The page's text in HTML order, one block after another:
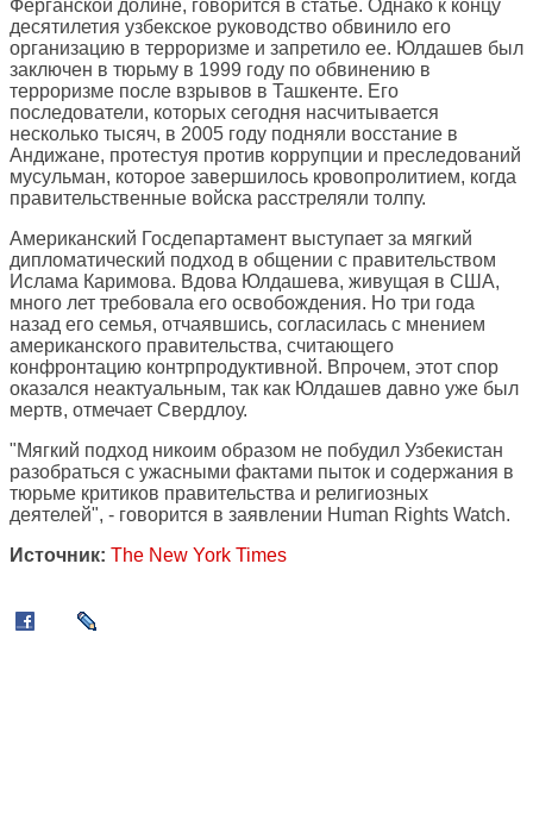
Ферганской долине, говорится в статье. Однако к концу
десятилетия узбекское руководство обвинило его
организацию в терроризме и запретило ее. Юлдашев был
заключен в тюрьму в 1999 году по обвинению в
терроризме после взрывов в Ташкенте. Его
последователи, которых сегодня насчитывается
несколько тысяч, в 2005 году подняли восстание в
Андижане, протестуя против коррупции и преследований
мусульман, которое завершилось кровопролитием, когда
правительственные войска расстреляли толпу.
Американский Госдепартамент выступает за мягкий
дипломатический подход в общении с правительством
Ислама Каримова. Вдова Юлдашева, живущая в США,
много лет требовала его освобождения. Но три года
назад его семья, отчаявшись, согласилась с мнением
американского правительства, считающего
конфронтацию контрпродуктивной. Впрочем, этот спор
оказался неактуальным, так как Юлдашев давно уже был
мертв, отмечает Свердлоу.
"Мягкий подход никоим образом не побудил Узбекистан
разобраться с ужасными фактами пыток и содержания в
тюрьме критиков правительства и религиозных
деятелей", - говорится в заявлении Human Rights Watch.
Источник: The New York Times